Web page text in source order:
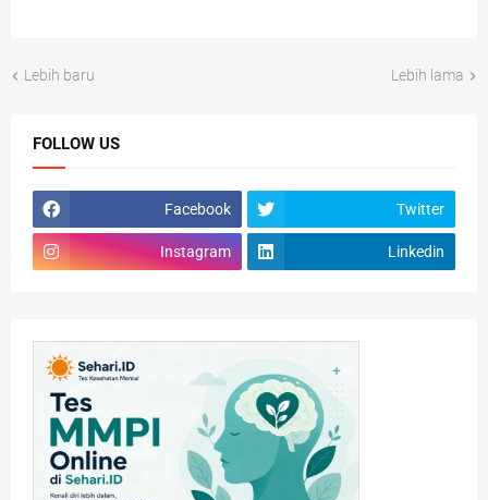
Lebih baru Lebih lama
FOLLOW US
Facebook Twitter
Instagram Linkedin